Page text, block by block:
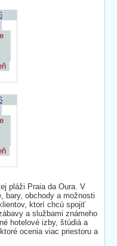
pláži Praia da Oura. V
bary, obchody a možnosti
ktorí chcú spojiť
a službami známeho
hotelové izby, štúdiá a
ocenia viac priestoru a